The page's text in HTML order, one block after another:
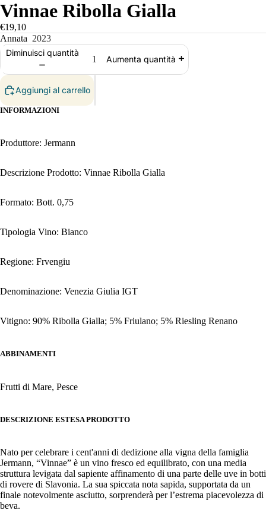
Vinnae Ribolla Gialla
€19,10
Annata 2023
Diminuisci quantità
Aumenta quantità
Aggiungi al carrello
INFORMAZIONI
Produttore: Jermann
Descrizione Prodotto: Vinnae Ribolla Gialla
Formato: Bott. 0,75
Tipologia Vino: Bianco
Regione: Frvengiu
Denominazione: Venezia Giulia IGT
Vitigno: 90% Ribolla Gialla; 5% Friulano; 5% Riesling Renano
ABBINAMENTI
Frutti di Mare, Pesce
DESCRIZIONE ESTESA PRODOTTO
Nato per celebrare i cent'anni di dedizione alla vigna della famiglia
Jermann, “Vinnae” è un vino fresco ed equilibrato, con una media
struttura levigata dal sapiente affinamento di una parte delle uve in botti
di rovere di Slavonia. La sua spiccata nota sapida, supportata da un
finale notevolmente asciutto, sorprenderà per l’estrema piacevolezza di
beva.